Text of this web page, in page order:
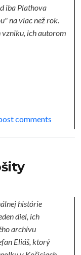
iba Plathova
na viac než rok.
vzniku, ich autorom
comments
histórie
diel, ich
archívu
Eliáš, ktorý